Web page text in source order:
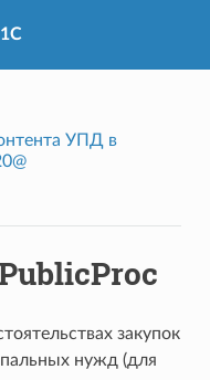
УПД в
закупок
нужд (для